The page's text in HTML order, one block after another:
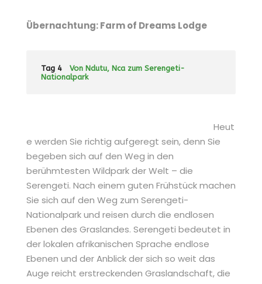
Übernachtung: Farm of Dreams Lodge
Tag 4
Von Ndutu, Nca zum Serengeti-
Nationalpark
Heut
e werden Sie richtig aufgeregt sein, denn Sie
begeben sich auf den Weg in den
berühmtesten Wildpark der Welt – die
Serengeti. Nach einem guten Frühstück machen
Sie sich auf den Weg zum Serengeti-
Nationalpark und reisen durch die endlosen
Ebenen des Graslandes. Serengeti bedeutet in
der lokalen afrikanischen Sprache endlose
Ebenen und der Anblick der sich so weit das
Auge reicht erstreckenden Graslandschaft, die